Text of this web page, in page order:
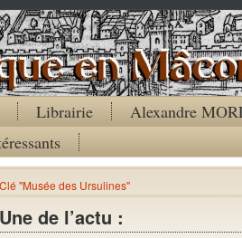
Librairie
Alexandre
"Musée des Ursulines"
de l’actu :